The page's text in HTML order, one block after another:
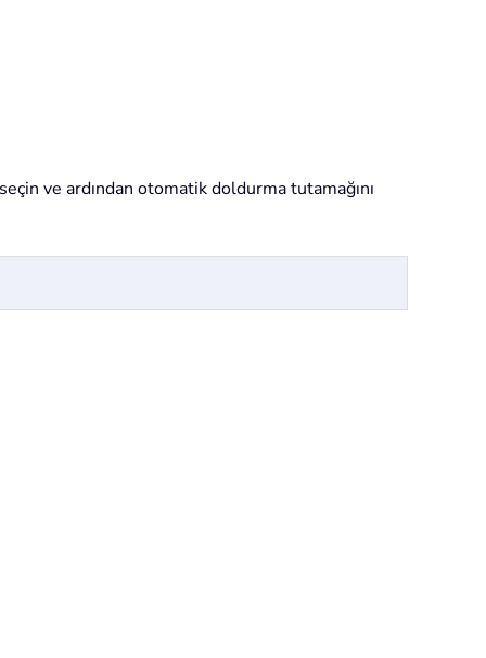
ve ardından otomatik doldurma tutamağını